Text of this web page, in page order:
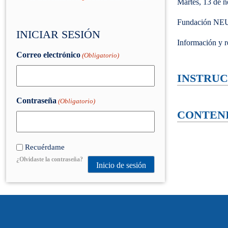
INICIAR SESIÓN
Correo electrónico (Obligatorio)
Contraseña (Obligatorio)
Recuérdame
¿Olvidaste la contraseña?
Martes, 13 de
Fundación
Información y